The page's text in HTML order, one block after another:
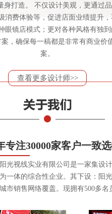
身打造。 不仅设计美观，更通过
消费体验等，促进店面业绩提升
眼镜店模式；更对各种风格有独
，确保每一稿都是非常有商业价
案。
查看更多设计师>>
专注30000家客户一致
光视线实业有限公司是一家集设
一体的综合性企业。其下设：阳
市销售网络覆盖。现拥有500多